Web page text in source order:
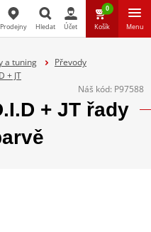
Prodejny Hledat Účet
0
Košík Menu
a tuning
Převody
+ JT
Náš kód: P97588
+ JT řady